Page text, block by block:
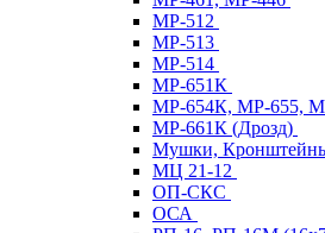
МР-512
МР-513
МР-514
МР-651К
МР-654К, МР-655,
МР-661К (Дрозд)
Мушки,
МЦ 21-12
ОП-СКС
ОСА